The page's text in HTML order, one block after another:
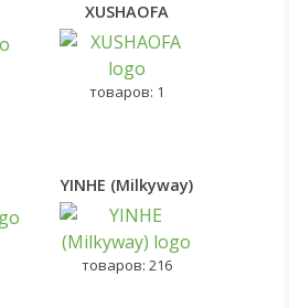
XUSHAOFA
товаров: 1
YINHE (Milkyway)
товаров: 216